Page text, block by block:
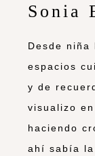
Sonia
Desde niña
espacios
y de
visualizo
haciendo
ahí sabía